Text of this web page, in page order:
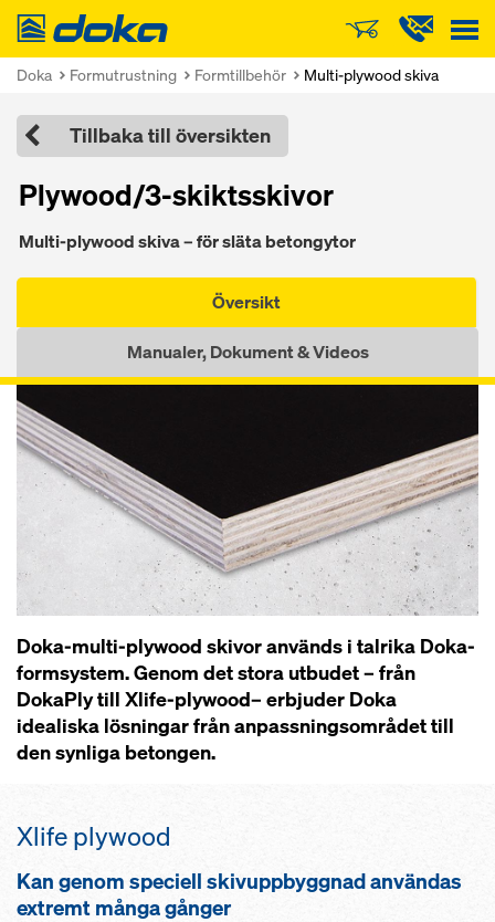
Doka
Doka Formutrustning Formtillbehör Multi-plywood skiva
Tillbaka till översikten
Plywood/3-skiktsskivor
Multi-plywood skiva – för släta betongytor
Översikt
Manualer, Dokument & Videos
Doka-multi-plywood skivor används i talrika Doka-
formsystem. Genom det stora utbudet – från
DokaPly till Xlife-plywood– erbjuder Doka
idealiska lösningar från anpassningsområdet till
den synliga betongen.
Xlife plywood
Kan genom speciell skivuppbyggnad användas
extremt många gånger